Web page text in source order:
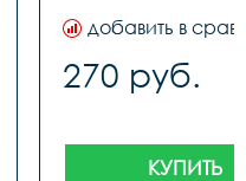
добавить в
270 руб.
КУПИТЬ